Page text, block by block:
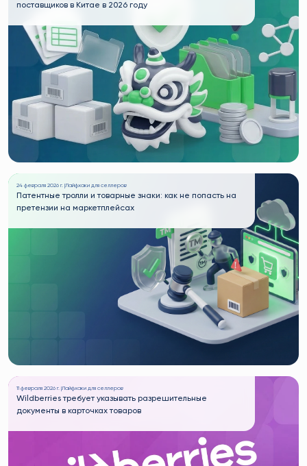
поставщиков в Китае в 2026 году
24 февраля 2026 г. |Лайфхаки для селлеров
Патентные тролли и товарные знаки: как не попасть на
претензии на маркетплейсах
11 февраля 2026 г. |Лайфхаки для селлеров
Wildberries требует указывать разрешительные
документы в карточках товаров